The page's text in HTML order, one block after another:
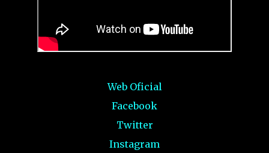
Web Oficial
Facebook
Twitter
Instagram